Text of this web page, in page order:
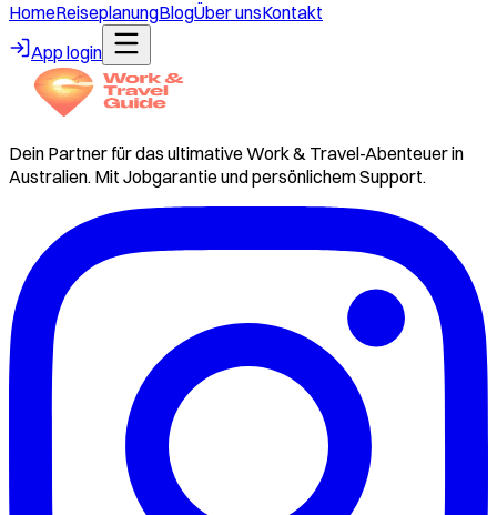
HomeReiseplanungBlogÜber unsKontakt
App login
Dein Partner für das ultimative Work & Travel-Abenteuer in
Australien. Mit Jobgarantie und persönlichem Support.